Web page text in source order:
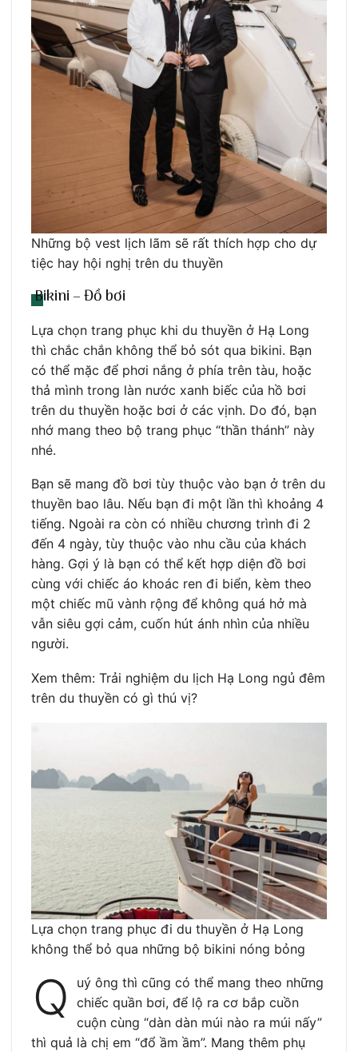
Những bộ vest lịch lãm sẽ rất thích hợp cho dự
tiệc hay hội nghị trên du thuyền
Bikini – Đồ bơi
Lựa chọn trang phục khi du thuyền ở Hạ Long
thì chắc chắn không thể bỏ sót qua bikini. Bạn
có thể mặc để phơi nắng ở phía trên tàu, hoặc
thả mình trong làn nước xanh biếc của hồ bơi
trên du thuyền hoặc bơi ở các vịnh. Do đó, bạn
nhớ mang theo bộ trang phục “thần thánh” này
nhé.
Bạn sẽ mang đồ bơi tùy thuộc vào bạn ở trên du
thuyền bao lâu. Nếu bạn đi một lần thì khoảng 4
tiếng. Ngoài ra còn có nhiều chương trình đi 2
đến 4 ngày, tùy thuộc vào nhu cầu của khách
hàng. Gợi ý là bạn có thể kết hợp diện đồ bơi
cùng với chiếc áo khoác ren đi biển, kèm theo
một chiếc mũ vành rộng để không quá hở mà
vẫn siêu gợi cảm, cuốn hút ánh nhìn của nhiều
người.
Xem thêm: Trải nghiệm du lịch Hạ Long ngủ đêm
trên du thuyền có gì thú vị?
Lựa chọn trang phục đi du thuyền ở Hạ Long
không thể bỏ qua những bộ bikini nóng bỏng
Q
uý ông thì cũng có thể mang theo những
chiếc quần bơi, để lộ ra cơ bắp cuồn
cuộn cùng “dàn dàn múi nào ra múi nấy”
thì quả là chị em “đổ ầm ầm”. Mang thêm phụ